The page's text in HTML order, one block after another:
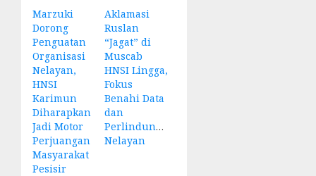
Marzuki
Dorong
Penguatan
Organisasi
Nelayan,
HNSI
Karimun
Diharapkan
Jadi Motor
Perjuangan
Masyarakat
Pesisir
Aklamasi
Ruslan
“Jagat” di
Muscab
HNSI Lingga,
Fokus
Benahi Data
dan
Perlindungan
Nelayan